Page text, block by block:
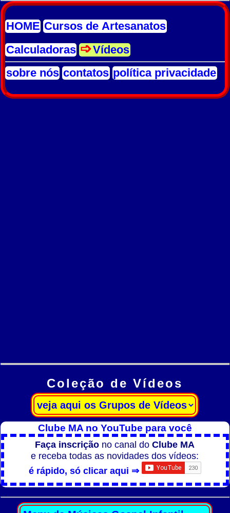
HOME Cursos de Artesanatos
Calculadoras
Vídeos
sobre nós contatos política privacidade
Coleção de Vídeos
Clube MA no YouTube para você
Faça inscrição no canal doClube MA
e receba todas as novidades dos vídeos:
é rápido, só clicar aqui ⇒